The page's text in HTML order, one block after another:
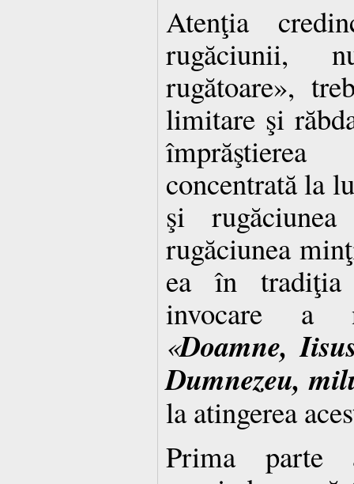
Atenţia
rugăciunii,
rugătoare»,
limitare şi
concentrată la
şi
rugăciunea
ea în tradiţia
invocare a
«Doamne,
Dumnezeu,
la atingerea
Prima parte